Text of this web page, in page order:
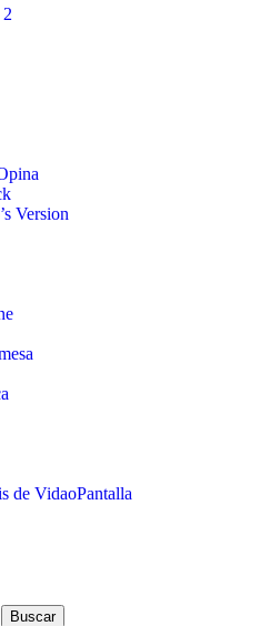
Version
de VidaoPantalla
Buscar